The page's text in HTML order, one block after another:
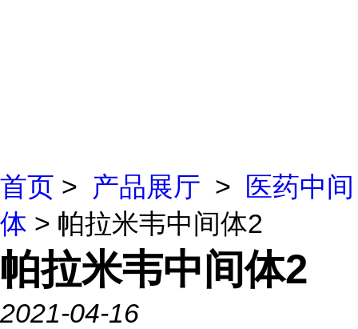
首页 > 产品展厅 >
医药中间
体 > 帕拉米韦中间体2
帕拉米韦中间体2
2021-04-16